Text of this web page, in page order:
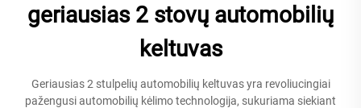
geriausias 2 stovų automobilių
keltuvas
Geriausias 2 stulpelių automobilių keltuvas yra revoliucingiai
pažengusi automobilių kėlimo technologija, sukuriama siekiant